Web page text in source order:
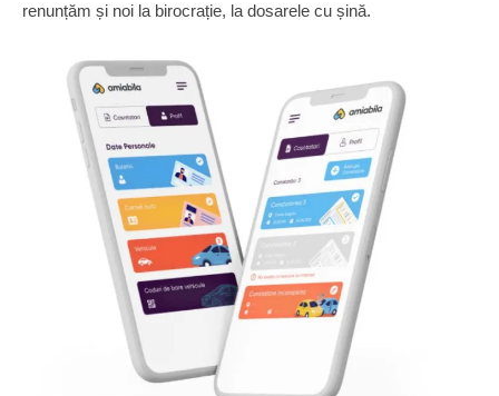
renunțăm și noi la birocrație, la dosarele cu șină.